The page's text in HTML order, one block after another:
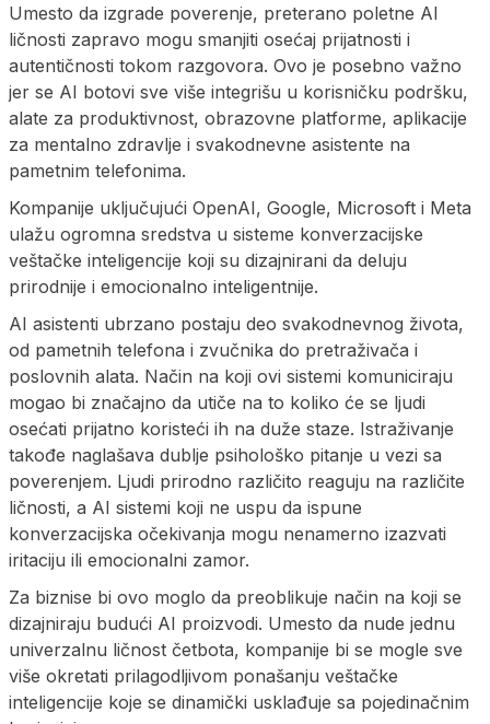
Umesto da izgrade poverenje, preterano poletne AI
ličnosti zapravo mogu smanjiti osećaj prijatnosti i
autentičnosti tokom razgovora. Ovo je posebno važno
jer se AI botovi sve više integrišu u korisničku podršku,
alate za produktivnost, obrazovne platforme, aplikacije
za mentalno zdravlje i svakodnevne asistente na
pametnim telefonima.
Kompanije uključujući OpenAI, Google, Microsoft i Meta
ulažu ogromna sredstva u sisteme konverzacijske
veštačke inteligencije koji su dizajnirani da deluju
prirodnije i emocionalno inteligentnije.
AI asistenti ubrzano postaju deo svakodnevnog života,
od pametnih telefona i zvučnika do pretraživača i
poslovnih alata. Način na koji ovi sistemi komuniciraju
mogao bi značajno da utiče na to koliko će se ljudi
osećati prijatno koristeći ih na duže staze. Istraživanje
takođe naglašava dublje psihološko pitanje u vezi sa
poverenjem. Ljudi prirodno različito reaguju na različite
ličnosti, a AI sistemi koji ne uspu da ispune
konverzacijska očekivanja mogu nenamerno izazvati
iritaciju ili emocionalni zamor.
Za biznise bi ovo moglo da preoblikuje način na koji se
dizajniraju budući AI proizvodi. Umesto da nude jednu
univerzalnu ličnost četbota, kompanije bi se mogle sve
više okretati prilagodljivom ponašanju veštačke
inteligencije koje se dinamički usklađuje sa pojedinačnim